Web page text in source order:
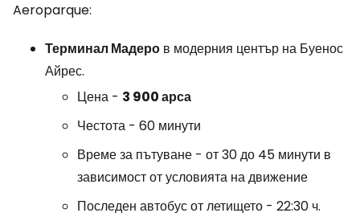
Aeroparque:
Терминал Мадеро в модерния център на Буенос
Айрес.
Цена - 3 900 арса
Честота - 60 минути
Време за пътуване - от 30 до 45 минути в
зависимост от условията на движение
Последен автобус от летището - 22:30 ч.